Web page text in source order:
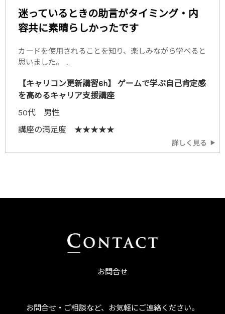
迷っているときの助言がタイミング・内
容共に素晴らしかったです
カードを使用されることを知り、楽しみながら学べると
思いました。 ...
【キャリコン更新講習6h】 ゲームで学ぶ自己肯定感
を高めるキャリア支援講座
50代 男性
講座の満足度 ★★★★★
お問合せ
お問合せ・ご相談など、お気軽にご連絡ください。